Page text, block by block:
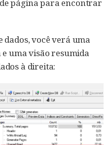
página para encontrar
dados, você verá uma
uma visão resumida
à direita: